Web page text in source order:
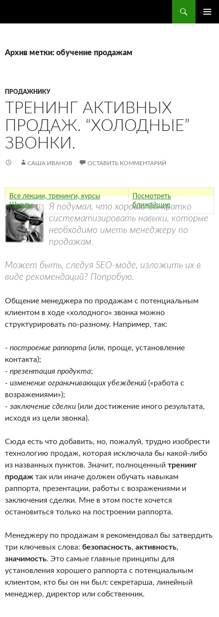
Архив метки: обучение продажам
ПРОДАЖНИКУ
ТРЕНИНГ АКТИВНЫХ
ПРОДАЖ. “ХОЛОДНЫЕ”
ЗВОНКИ.
САША ИВАНОВ ОСТАВИТЬ КОММЕНТАРИЙ
Все лекции, тренинги, курсы
Школы
Посмотреть
ближайшие
Я подумал, что хорошо бы кратко
систематизировать навыки, которые
необходимо иметь менеджеру по
продажам.
Может быть, следуя SEO-моде, изложить их в
виде рекомендаций? Попробую.
Общение менеджера по продажам с потенциальным
клиентом в ходе «холодного» звонка можно
структурировать по-разному. Например, так:
- построение раппорта (или, проще, установление
контакта);
- презентация продукта;
- изменение ограничивающих убеждений («работа с
возражениями»);
- заключение сделки (или достижение иного результата,
исходя из цели звонка).
Сюда есть что добавить, но, пожалуй, трудно изобрести
технологию продаж, которая исключала бы какой-либо
из названных пунктов. Значит, полноценный тренинг
продаж так или иначе должен обучать навыкам
раппорта, презентации, работы с возражениями и
заключения сделки. Мне в этом посте хочется
остановиться только на построении раппорта.
Менеджеру по продажам я рекомендовал бы затвердить
три ключевых слова: безопасность, активность,
значимость. Это самые главные принципы для
установления хорошего раппорта с потенциальным
клиентом, кто бы он ни был: секретарша, линейный
менеджер, директор или собственник.